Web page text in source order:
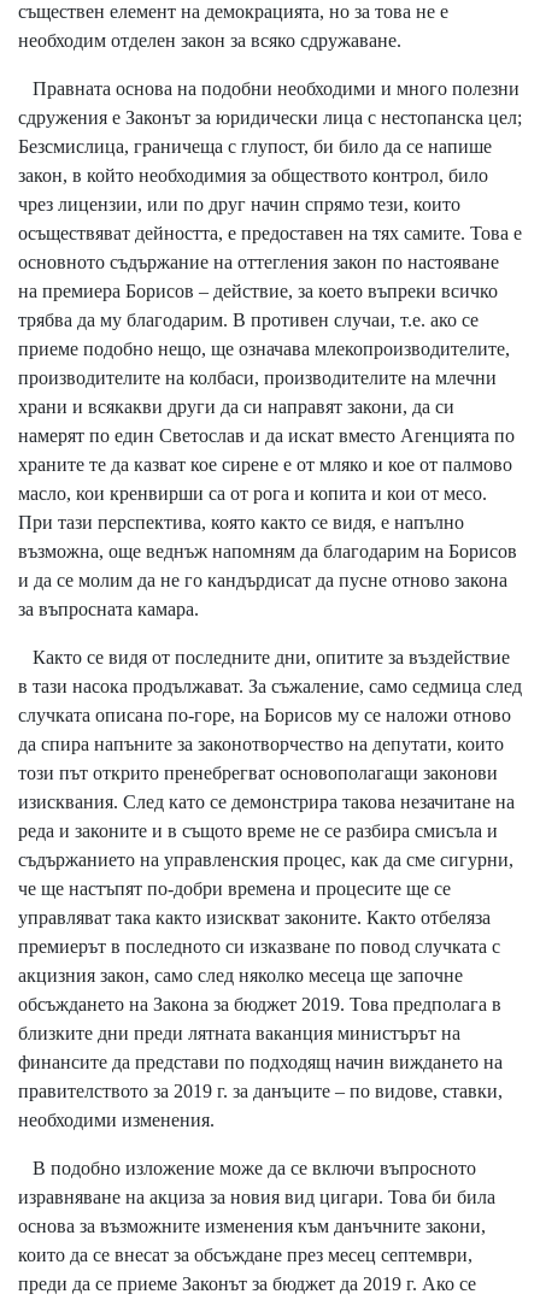
съществен елемент на демокрацията, но за това не е
необходим отделен закон за всяко сдружаване.
Правната основа на подобни необходими и много полезни
сдружения е Законът за юридически лица с нестопанска цел;
Безсмислица, граничеща с глупост, би било да се напише
закон, в който необходимия за обществото контрол, било
чрез лицензии, или по друг начин спрямо тези, които
осъществяват дейността, е предоставен на тях самите. Това е
основното съдържание на оттегления закон по настояване
на премиера Борисов – действие, за което въпреки всичко
трябва да му благодарим. В противен случаи, т.е. ако се
приеме подобно нещо, ще означава млекопроизводителите,
производителите на колбаси, производителите на млечни
храни и всякакви други да си направят закони, да си
намерят по един Светослав и да искат вместо Агенцията по
храните те да казват кое сирене е от мляко и кое от палмово
масло, кои кренвирши са от рога и копита и кои от месо.
При тази перспектива, която както се видя, е напълно
възможна, още веднъж напомням да благодарим на Борисов
и да се молим да не го кандърдисат да пусне отново закона
за въпросната камара.
Както се видя от последните дни, опитите за въздействие
в тази насока продължават. За съжаление, само седмица след
случката описана по-горе, на Борисов му се наложи отново
да спира напъните за законотворчество на депутати, които
този път открито пренебрегват основополагащи законови
изисквания. След като се демонстрира такова незачитане на
реда и законите и в същото време не се разбира смисъла и
съдържанието на управленския процес, как да сме сигурни,
че ще настъпят по-добри времена и процесите ще се
управляват така както изискват законите. Както отбеляза
премиерът в последното си изказване по повод случката с
акцизния закон, само след няколко месеца ще започне
обсъждането на Закона за бюджет 2019. Това предполага в
близките дни преди лятната ваканция министърът на
финансите да представи по подходящ начин виждането на
правителството за 2019 г. за данъците – по видове, ставки,
необходими изменения.
В подобно изложение може да се включи въпросното
изравняване на акциза за новия вид цигари. Това би била
основа за възможните изменения към данъчните закони,
които да се внесат за обсъждане през месец септември,
преди да се приеме Законът за бюджет да 2019 г. Ако се